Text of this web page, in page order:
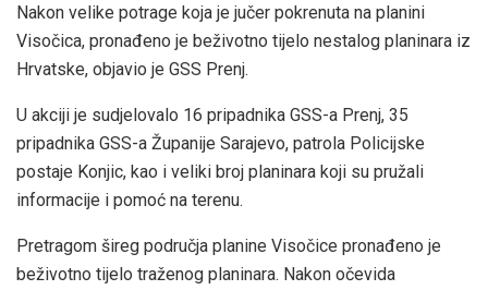
Nakon velike potrage koja je jučer pokrenuta na planini
Visočica, pronađeno je beživotno tijelo nestalog planinara iz
Hrvatske, objavio je GSS Prenj.
U akciji je sudjelovalo 16 pripadnika GSS-a Prenj, 35
pripadnika GSS-a Županije Sarajevo, patrola Policijske
postaje Konjic, kao i veliki broj planinara koji su pružali
informacije i pomoć na terenu.
Pretragom šireg područja planine Visočice pronađeno je
beživotno tijelo traženog planinara. Nakon očevida